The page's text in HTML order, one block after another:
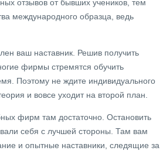
отзывов от бывших учеников, тем
международного образца, ведь
ваш наставник. Решив получить
фирмы стремятся обучить
Поэтому не ждите индивидуального
и вовсе уходит на второй план.
фирм там достаточно. Остановить
себя с лучшей стороны. Там вам
и опытные наставники, следящие за